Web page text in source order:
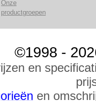
Onze
productgroepen
©1998 -
en
en